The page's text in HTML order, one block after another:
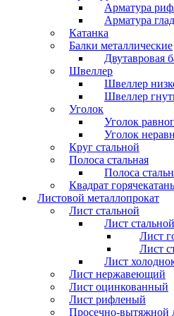
Арматура
Арматура
Катанка
Балки металлические
Двутавровая
Швеллер
Швеллер
Швеллер
Уголок
Уголок
Уголок
Круг стальной
Полоса стальная
Полоса
Квадрат
Листовой металлопрокат
Лист стальной
Лист
Лист
Лист
Лист
Лист нержавеющий
Лист оцинкованный
Лист рифленый
Просечно-вытяжной